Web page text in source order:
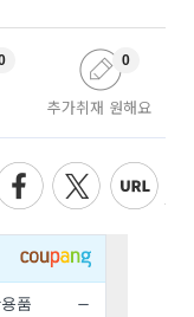
추가취재 원해요
0